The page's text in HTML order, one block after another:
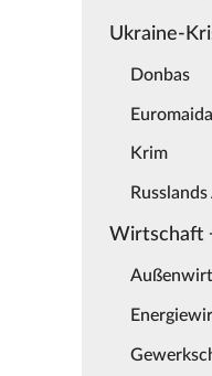
Ukraine-
Donbas
Krim
Wirtschaft